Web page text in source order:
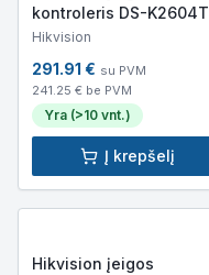
kontroleris DS-K2604T
Hikvision
291.91 € su PVM
241.25 € be PVM
Yra (>10 vnt.)
Į krepšelį
Hikvision įeigos